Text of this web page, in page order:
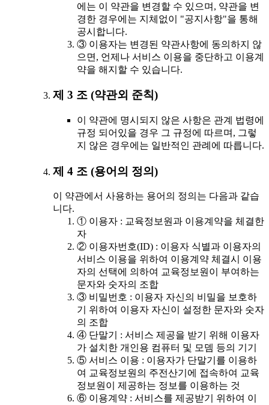
에는 이 약관을 변경할 수 있으며, 약관을 변
경한 경우에는 지체없이 "공지사항"을 통해
공시합니다.
③ 이용자는 변경된 약관사항에 동의하지 않
으면, 언제나 서비스 이용을 중단하고 이용계
약을 해지할 수 있습니다.
제 3 조 (약관외 준칙)
이 약관에 명시되지 않은 사항은 관계 법령에
규정 되어있을 경우 그 규정에 따르며, 그렇
지 않은 경우에는 일반적인 관례에 따릅니다.
제 4 조 (용어의 정의)
이 약관에서 사용하는 용어의 정의는 다음과 같습
니다.
① 이용자 : 교육정보원과 이용계약을 체결한
자
② 이용자번호(ID) : 이용자 식별과 이용자의
서비스 이용을 위하여 이용계약 체결시 이용
자의 선택에 의하여 교육정보원이 부여하는
문자와 숫자의 조합
③ 비밀번호 : 이용자 자신의 비밀을 보호하
기 위하여 이용자 자신이 설정한 문자와 숫자
의 조합
④ 단말기 : 서비스 제공을 받기 위해 이용자
가 설치한 개인용 컴퓨터 및 모뎀 등의 기기
⑤ 서비스 이용 : 이용자가 단말기를 이용하
여 교육정보원의 주전산기에 접속하여 교육
정보원이 제공하는 정보를 이용하는 것
⑥ 이용계약 : 서비스를 제공받기 위하여 이